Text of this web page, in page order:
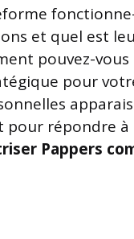
et quel est
pouvez-
pour
pour répondre
Pappers